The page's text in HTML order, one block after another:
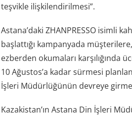
teşvikle ilişkilendirilmesi”.
Astana’daki ZHANPRESSO isimli
başlattığı kampanyada
ezberden okumaları karşılığında
10 Ağustos’a kadar sürmesi
İşleri Müdürlüğünün devreye
Kazakistan’ın Astana Din İşleri